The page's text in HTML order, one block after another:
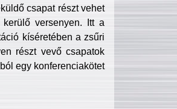
csapat részt vehet
kerülő versenyen. Itt a
kíséretében a zsűri
részt vevő csapatok
egy konferenciakötet